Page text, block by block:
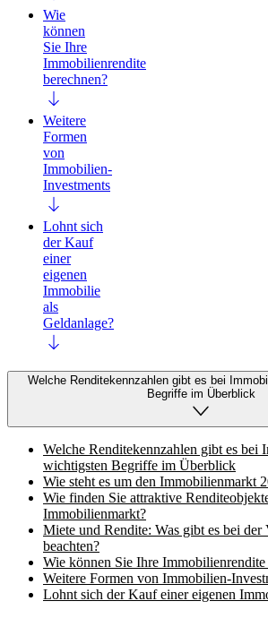
Wie
können
Sie Ihre
Immobilienrendite
berechnen?
Weitere
Formen
von
Immobilien-
Investments
Lohnt sich
der Kauf
einer
eigenen
Immobilie
als
Geldanlage?
Welche Renditekennzahlen gibt es bei
Begriffe im Überblick
Welche Renditekennzahlen gibt es bei
wichtigsten Begriffe im Überblick
Wie steht es um den Immobilienmarkt
Wie finden Sie attraktive
Immobilienmarkt?
Miete und Rendite: Was gibt es bei der
beachten?
Wie können Sie Ihre Immobilienrendite
Weitere Formen von Immobilien-
Lohnt sich der Kauf einer eigenen